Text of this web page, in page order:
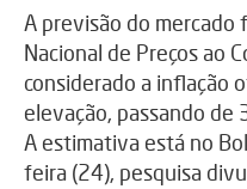
A previsão do mercado
Nacional de Preços ao
considerado a inflação
elevação, passando de
A estimativa está no
feira (24), pesquisa